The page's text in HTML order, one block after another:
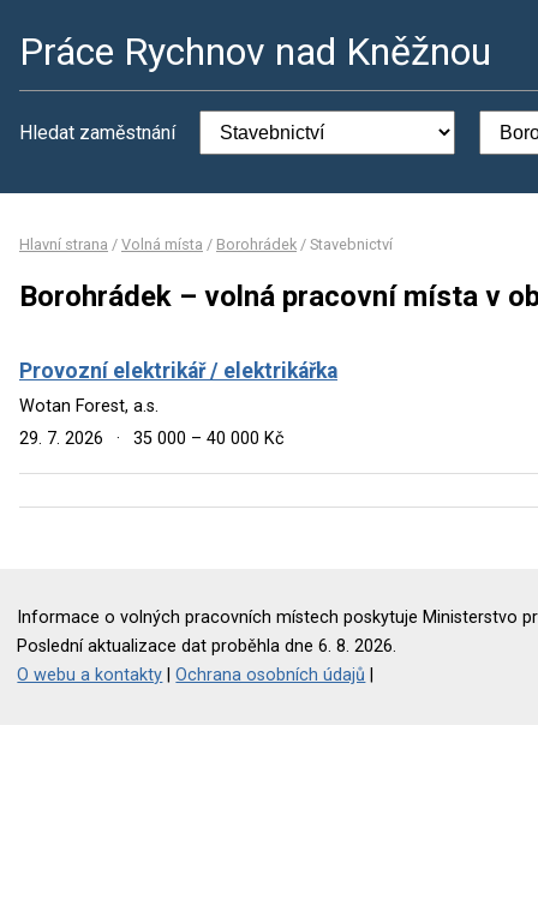
Práce Rychnov nad Kněžnou
Hledat zaměstnání
Hlavní strana / Volná místa / Borohrádek / Stavebnictví
Borohrádek – volná pracovní místa v
Provozní elektrikář / elektrikářka
Wotan Forest, a.s.
29. 7. 2026
· 35 000 – 40 000 Kč
Informace o volných pracovních místech poskytuje Ministerstvo
Poslední aktualizace dat proběhla dne 6. 8. 2026.
O webu a kontakty |Ochrana osobních údajů